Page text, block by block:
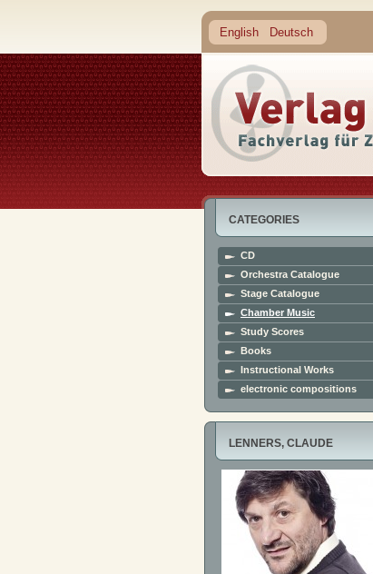
English Deutsch
CATEGORIES
CD
Orchestra Catalogue
Stage Catalogue
Chamber Music
Study Scores
Books
Instructional Works
electronic compositions
LENNERS, CLAUDE